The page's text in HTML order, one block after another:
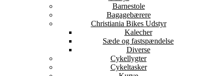
Barnestole
Bagagebærere
Christiania Bikes Udstyr
Kalecher
Sæde og fastspændelse
Diverse
Cykellygter
Cykeltasker